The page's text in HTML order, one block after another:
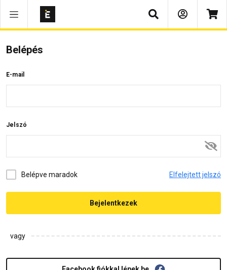
Keresés
Belépés
E-mail
Jelszó
Belépve maradok Elfelejtett jelszó
Bejelentkezek
vagy